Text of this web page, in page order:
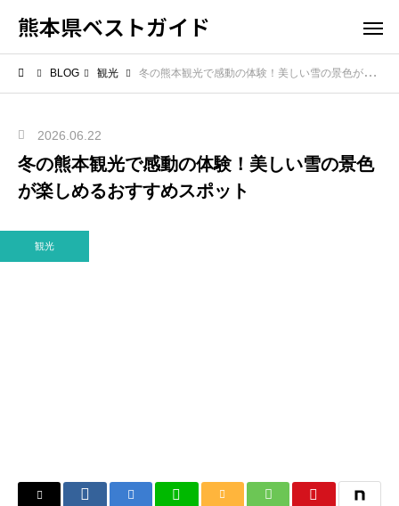
熊本県ベストガイド
BLOG 観光 冬の熊本観光で感動の体験！美しい雪の景色が楽しめるおすすめスポット
2026.06.22
冬の熊本観光で感動の体験！美しい雪の景色
が楽しめるおすすめスポット
観光